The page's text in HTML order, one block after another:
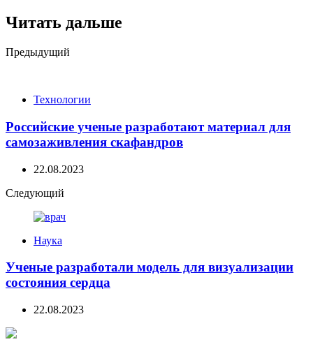
Читать дальше
Post
Предыдущий
Технологии
Российские ученые разработают материал для
самозаживления скафандров
22.08.2023
Следующий
Наука
Ученые разработали модель для визуализации
состояния сердца
22.08.2023